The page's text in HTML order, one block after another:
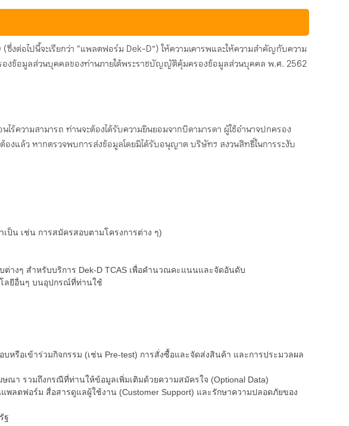
ต่อไปนี้จะเรียกว่า “แพลตฟอร์ม Dek-D”) ให้ความเคารพและให้ความสำคัญกับความ
รองข้อมูลส่วนบุคคลของท่านภายใต้พระราชบัญญัติคุ้มครองข้อมูลส่วนบุคคล พ.ศ. 2562
ความสามารถ ท่านจะต้องได้รับความยินยอมจากบิดามารดา ผู้ใช้อำนาจปกครอง
แล้ว หากตรวจพบการส่งข้อมูลโดยมิได้รับอนุญาต บริษัทฯ สงวนสิทธิ์ในการระงับ
ป็น เช่น การสมัครสอบตามโครงการต่าง ๆ)
างๆ สำหรับบริการ Dek-D TCAS เพื่อคำนวณคะแนนและจัดอันดับ
โลยีอื่นๆ บนอุปกรณ์ที่ท่านใช้
รือเข้าร่วมกิจกรรม (เช่น Pre-test) การสั่งซื้อและจัดส่งสินค้า และการประมวลผล
ณา รวมถึงกรณีที่ท่านให้ข้อมูลเพิ่มเติมด้วยความสมัครใจ (Optional Data)
พลตฟอร์ม สื่อสารดูแลผู้ใช้งาน (Customer Support) และรักษาความปลอดภัยของ
ฐ